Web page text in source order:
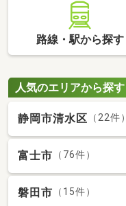
路線・駅から探す
人気のエリアから探す
静岡市清水区 （22件）
富士市 （76件）
磐田市 （15件）